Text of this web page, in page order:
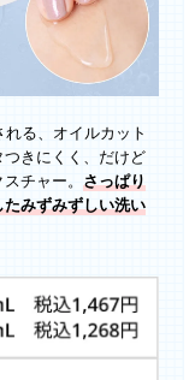
る、オイルカット
きにくく、だけど
チャー。 さっぱり
みずみずしい洗い